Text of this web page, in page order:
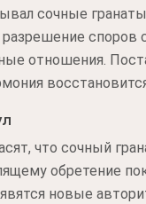
сочные
разрешение
отношения.
что сочный
обретение
новые